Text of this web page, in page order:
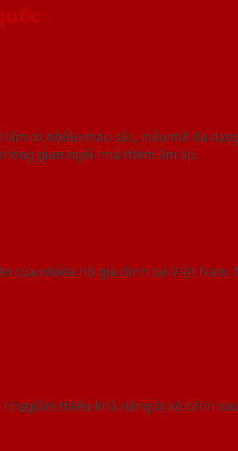
có nhiều màu sắc, mẫu mã đa
gian ngôi nhà thêm ấm áp.
của nhiều hộ gia đình tại Việt
nhẹ, giảm thiểu khả năng bị xệ cánh